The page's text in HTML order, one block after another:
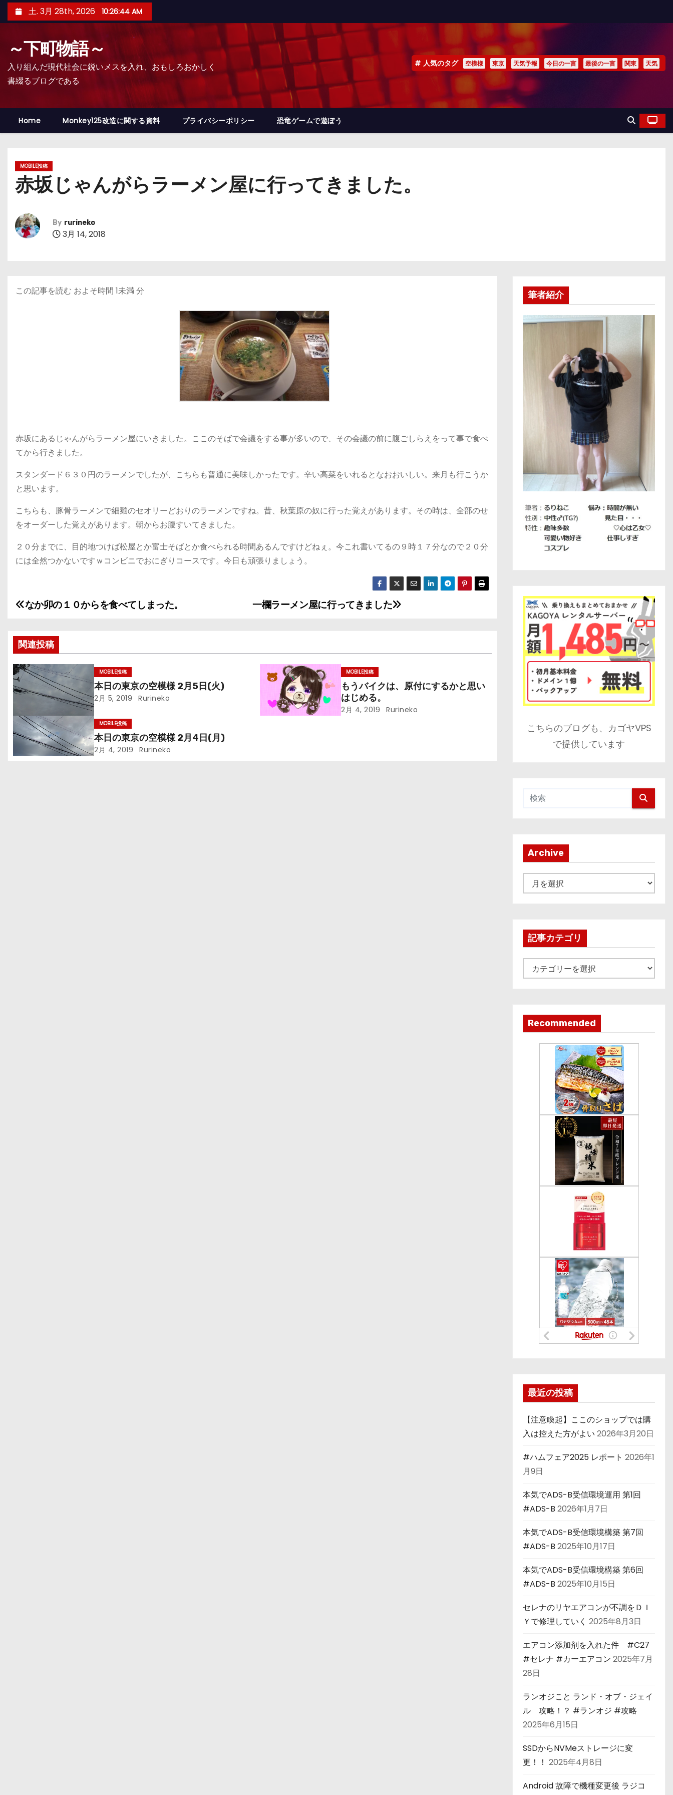
ン
プ
土. 3月 28th, 2026 10:26:45 AM
～下町物語～
入り組んだ現代社会に鋭いメスを入れ、おもしろおかしく
書綴るブログである
人気のタグ 空模様 東京 天気予報 今日の一言 最後の一言 関東 天気
Home Monkey125改造に関する資料 プライバシーポリシー 恐竜ゲームで遊ぼう
MOBILE投稿
赤坂じゃんがらラーメン屋に行ってきました。
By rurineko
3月 14, 2018
この記事を読む およそ時間 1未満 分
赤坂にあるじゃんがらラーメン屋にいきました。ここのそばで会議をする事が多いので、その会議の前に腹ごしらえをって事で食べ
てから行きました。
スタンダード６３０円のラーメンでしたが、こちらも普通に美味しかったです。辛い高菜をいれるとなおおいしい。来月も行こうか
と思います。
こちらも、豚骨ラーメンで細麺のセオリーどおりのラーメンですね。昔、秋葉原の奴に行った覚えがあります。その時は、全部のせ
をオーダーした覚えがあります。朝からお腹すいてきました。
２０分までに、目的地つけば松屋とか富士そばとか食べられる時間あるんですけどねぇ。今これ書いてるの９時１７分なので２０分
には全然つかないですｗコンビニでおにぎりコースです。今日も頑張りましょう。
投
ナ
ビ
ゲ
ー
シ
ョ
一欄ラーメン屋に行ってきました
なか卯の１０からを食べてしまった。
関連投稿
MOBILE投稿
本日の東京の空模様 2月5日(火)
2月 5, 2019 Rurineko
MOBILE投稿
もうバイクは、原付にするかと思い
はじめる。
2月 4, 2019 Rurineko
MOBILE投稿
本日の東京の空模様 2月4日(月)
2月 4, 2019 Rurineko
筆者紹介
こちらのブログも、カゴヤVPS
で提供しています
Archive
r
v
記事カテゴリ
事
ゴ
リ
Recommended
最近の投稿
【注意喚起】ここのショップでは購
入は控えた方がよい 2026年3月20日
#ハムフェア2025 レポート 2026年1
月9日
本気でADS-B受信環境運用 第1回
#ADS-B 2026年1月7日
本気でADS-B受信環境構築 第7回
#ADS-B 2025年10月17日
本気でADS-B受信環境構築 第6回
#ADS-B 2025年10月15日
セレナのリヤエアコンが不調をＤＩ
Ｙで修理していく 2025年8月3日
エアコン添加剤を入れた件 #C27
#セレナ #カーエアコン 2025年7月
28日
ランオジこと ランド・オブ・ジェイ
ル 攻略！？ #ランオジ #攻略
2025年6月15日
SSDからNVMeストレージに変
更！！ 2025年4月8日
Android 故障で機種変更後 ラジコ